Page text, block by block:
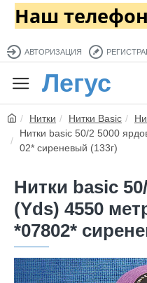
Наш
АВТОРИЗАЦИЯ
Легус
Нитки Нитки Basic
Нитки basic 50/2 5000
02* сиреневый (133г)
Нитки basic
(Yds) 4550
*07802*